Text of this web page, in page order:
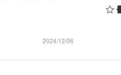
2024/12/06